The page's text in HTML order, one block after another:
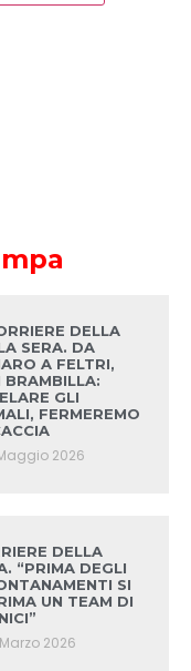
DELLA
SERA. DA
A FELTRI,
BRAMBILLA:
GLI
FERMEREMO
Maggio 2026
DELLA
“PRIMA DEGLI
SI
UN TEAM DI
Marzo 2026